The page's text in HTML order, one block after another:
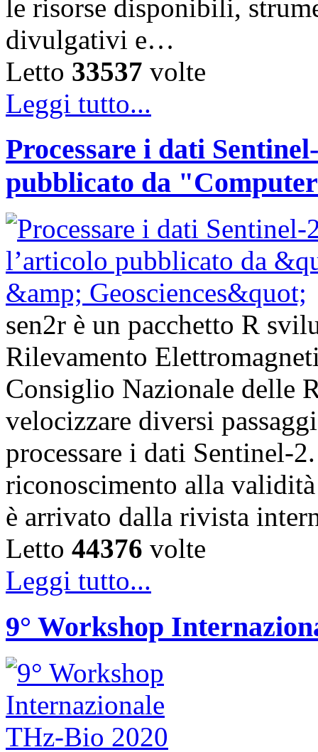
le risorse disponibili,
divulgativi e…
Letto 33537 volte
Leggi tutto...
Processare i dati
pubblicato da
sen2r è un pacchetto R
Rilevamento
Consiglio Nazionale delle
velocizzare diversi
processare i dati Sentinel-
riconoscimento alla
è arrivato dalla rivista
Letto 44376 volte
Leggi tutto...
9° Workshop